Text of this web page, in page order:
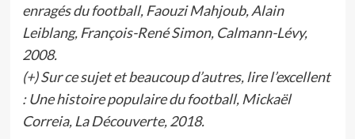
enragés du football, Faouzi Mahjoub, Alain
Leiblang, François-René Simon, Calmann-Lévy,
2008.
(+) Sur ce sujet et beaucoup d’autres, lire l’excellent
: Une histoire populaire du football, Mickaël
Correia, La Découverte, 2018.